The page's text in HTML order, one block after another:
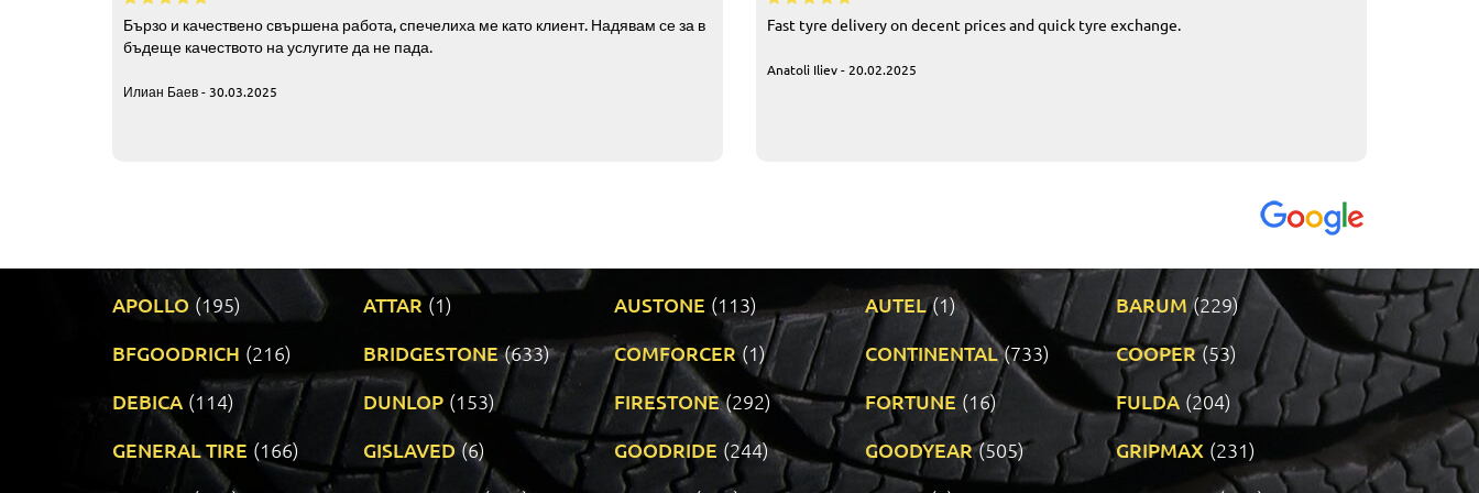
Бързо и качествено свършена работа, спечелиха ме като клиент. Надявам се за в
бъдеще качеството на услугите да не пада.
Илиан Баев - 30.03.2025
Fast tyre delivery on decent prices and quick tyre exchange.
Anatoli Iliev - 20.02.2025
APOLLO (195) ATTAR (1) AUSTONE (113) AUTEL (1) BARUM (229)
BFGOODRICH (216) BRIDGESTONE (633) COMFORCER (1) CONTINENTAL (733) COOPER (53)
DEBICA (114) DUNLOP (153) FIRESTONE (292) FORTUNE (16) FULDA (204)
GENERAL TIRE (166) GISLAVED (6) GOODRIDE (244) GOODYEAR (505) GRIPMAX (231)